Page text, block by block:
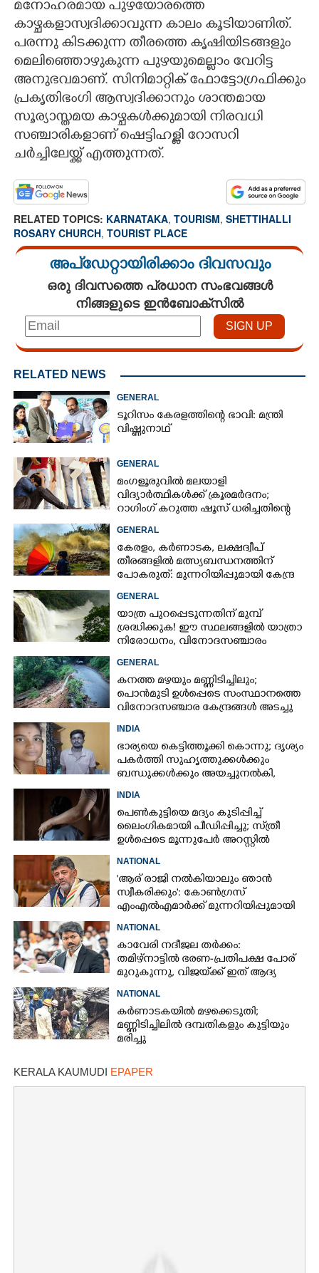
മനോഹരമായ പുഴയോരത്തെ
കാഴ്ചകളാസ്വദിക്കാവുന്ന കാലം കൂടിയാണിത്.
പരന്നു കിടക്കുന്ന തീരത്തെ കൃഷിയിടങ്ങളും
മെലിഞ്ഞൊഴുകുന്ന പുഴയുമെല്ലാം വേറിട്ട
അനുഭവമാണ്. സിനിമാറ്റിക് ഫോട്ടോഗ്രഫിക്കും
പ്രകൃതിഭംഗി ആസ്വദിക്കാനും ശാന്തമായ
സൂര്യാസ്തമയ കാഴ്ചകൾക്കുമായി നിരവധി
സഞ്ചാരികളാണ് ഷെട്ടിഹള്ളി റോസറി
ചർച്ചിലേയ്ക്ക് എത്തുന്നത്.
RELATED TOPICS: KARNATAKA, TOURISM, SHETTIHALLI
ROSARY CHURCH, TOURIST PLACE
അപ്ഡേറ്റായിരിക്കാം ദിവസവും
ഒരു ദിവസത്തെ പ്രധാന സംഭവങ്ങൾ
നിങ്ങളുടെ ഇൻബോക്സിൽ
RELATED NEWS
GENERAL
ടൂറിസം കേരളത്തിന്റെ ഭാവി: മന്ത്രി
വിഷ്ണുനാഥ്
GENERAL
മംഗളൂരുവിൽ മലയാളി
വിദ്യാർത്ഥികൾക്ക് ക്രൂരമർദനം;
റാഗിംഗ് കറുത്ത ഷൂസ് ധരിച്ചതിന്റെ
GENERAL
കേരളം, കർണാടക, ലക്ഷദ്വീപ്
തീരങ്ങളിൽ മത്സ്യബന്ധനത്തിന്
പോകരുത്: മുന്നറിയിപ്പുമായി കേന്ദ്ര
GENERAL
യാത്ര പുറപ്പെടുന്നതിന് മുമ്പ്
ശ്രദ്ധിക്കുക! ഈ സ്ഥലങ്ങളിൽ യാത്രാ
നിരോധനം,​ വിനോദസഞ്ചാരം
GENERAL
കനത്ത മഴയും മണ്ണിടിച്ചിലും;
പൊൻമുടി ഉൾപ്പെടെ സംസ്ഥാനത്തെ
വിനോദസഞ്ചാര കേന്ദ്രങ്ങൾ അടച്ചു
INDIA
ഭാര്യയെ കെട്ടിത്തൂക്കി കൊന്നു; ദൃശ്യം
പകർത്തി സുഹൃത്തുക്കൾക്കും
ബന്ധുക്കൾക്കും അയച്ചുനൽകി,
INDIA
പെൺകുട്ടിയെ മദ്യം കുടിപ്പിച്ച്
ലൈംഗികമായി പീഡിപ്പിച്ചു; സ്‌ത്രീ
ഉൾപ്പെടെ മൂന്നുപേർ അറസ്റ്റിൽ
NATIONAL
'ആര് രാജി നൽകിയാലും ഞാൻ
സ്വീകരിക്കും': കോൺഗ്രസ്
എംഎൽഎമാർക്ക് മുന്നറിയിപ്പുമായി
NATIONAL
കാവേരി നദീജല തർക്കം:
തമിഴ്നാട്ടിൽ ഭരണ-പ്രതിപക്ഷ പോര്
മുറുകുന്നു, വിജയ്‌ക്ക് ഇത് ആദ്യ
NATIONAL
കർണാടകയിൽ മഴക്കെടുതി;
മണ്ണിടിച്ചിലിൽ ദമ്പതികളും കുട്ടിയും
മരിച്ചു
KERALA KAUMUDI EPAPER